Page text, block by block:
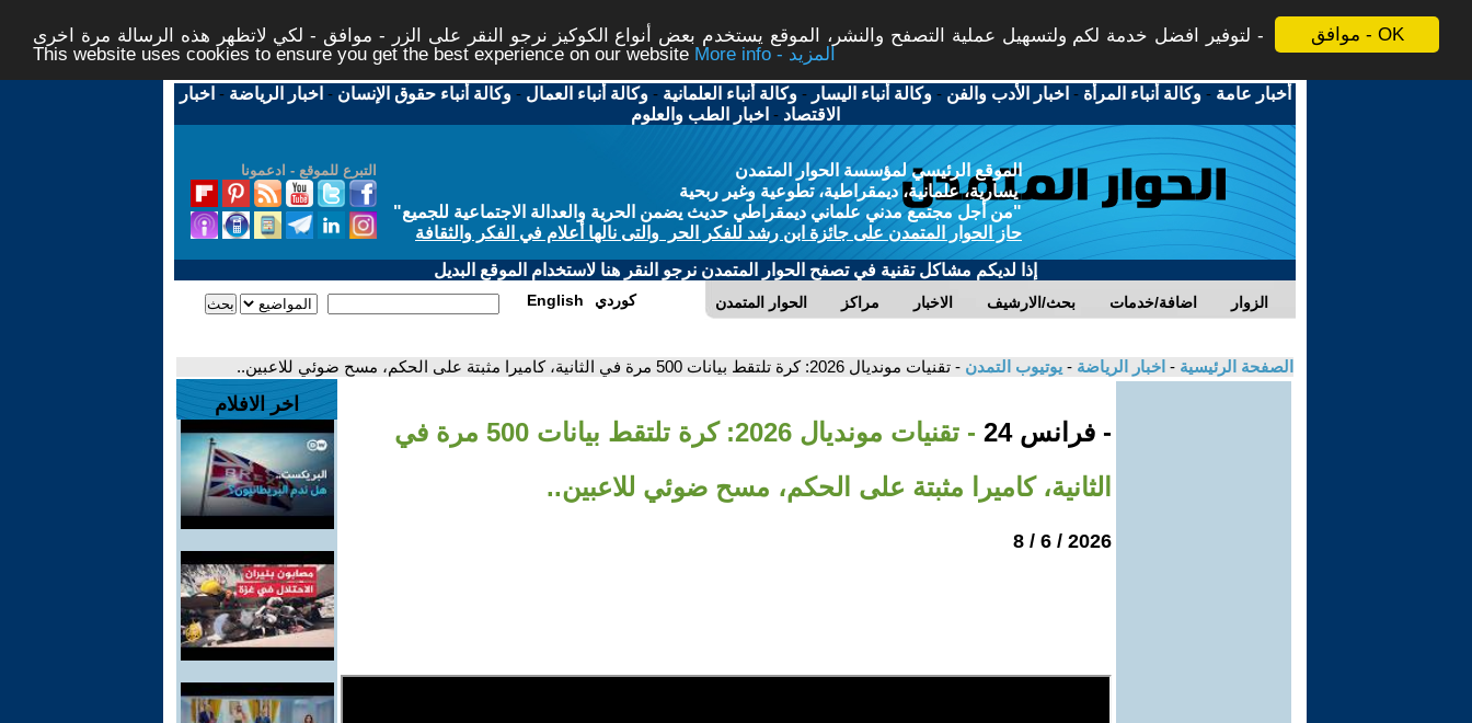
موافق - OK
لتوفير افضل خدمة لكم ولتسهيل عملية التصفح والنشر، الموقع يستخدم بعض أنواع الكوكيز نرجو النقر على الزر - موافق - لكي لاتظهر هذه الرسالة مرة اخرى -
This website uses cookies to ensure you get the best experience on our website
More info - المزيد
أخبار عامة -وكالة أنباء المرأة - اخبار الأدب والفن -وكالة أنباء اليسار -وكالة أنباء العلمانية -وكالة أنباء العمال -وكالة أنباء حقوق الإنسان - اخبار الرياضة - اخبار
الاقتصاد - اخبار الطب والعلوم
التبرع للموقع - ادعمونا
الموقع الرئيسي لمؤسسة الحوار المتمدن
يسارية، علمانية، ديمقراطية، تطوعية وغير ربحية
"من أجل مجتمع مدني علماني ديمقراطي حديث يضمن الحرية والعدالة الاجتماعية للجميع"
حاز الحوار المتمدن على جائزة ابن رشد للفكر الحر والتى نالها أعلام في الفكر والثقافة
إذا لديكم مشاكل تقنية في تصفح الحوار المتمدن نرجو النقر هنا لاستخدام الموقع البديل
الحوار المتمدن مراكز الاخبار بحث/الارشيف اضافة/خدمات الزوار English كوردي
الصفحة الرئيسية - اخبار الرياضة - يوتيوب التمدن - تقنيات مونديال 2026: كرة تلتقط بيانات 500 مرة في الثانية، كاميرا مثبتة على الحكم، مسح ضوئي للاعبين..
- فرانس 24
- تقنيات مونديال 2026: كرة تلتقط بيانات 500 مرة في
الثانية، كاميرا مثبتة على الحكم، مسح ضوئي للاعبين..
2026 / 6 / 8
اخر الافلام